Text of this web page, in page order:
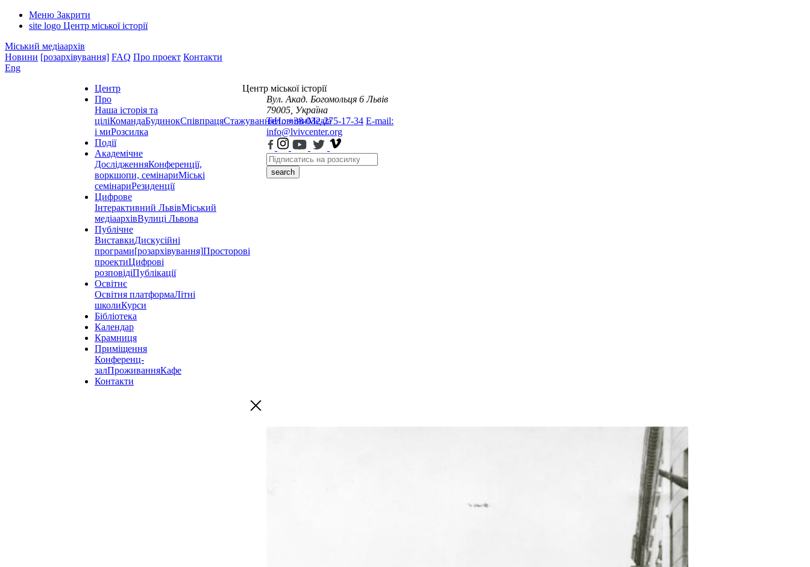
Меню Закрити
site logo Центр міської історії
Міський медіаархів
Новини [розархівування] FAQ Про проект Контакти
Eng
Центр
Про
Наша історія та
ціліКомандаБудинокСпівпрацяСтажуванняНовиниМедіа
і миРозсилка
Події
Академічне
ДослідженняКонференції,
воркшопи, семінариМіські
семінариРезиденції
Цифрове
Інтерактивний ЛьвівМіський
медіаархівВулиці Львова
Публічне
ВиставкиДискусійні
програми[розархівування]Просторові
проектиЦифрові
розповідіПублікації
Освітнє
Освітня платформаЛітні
школиКурси
Бібліотека
Календар
Крамниця
Приміщення
Конференц-
залПроживанняКафе
Контакти
Центр міської історії
Вул. Акад. Богомольця 6 Львів
79005, Україна
Тел.: +38-032-275-17-34 E-mail:
info@lvivcenter.org
search